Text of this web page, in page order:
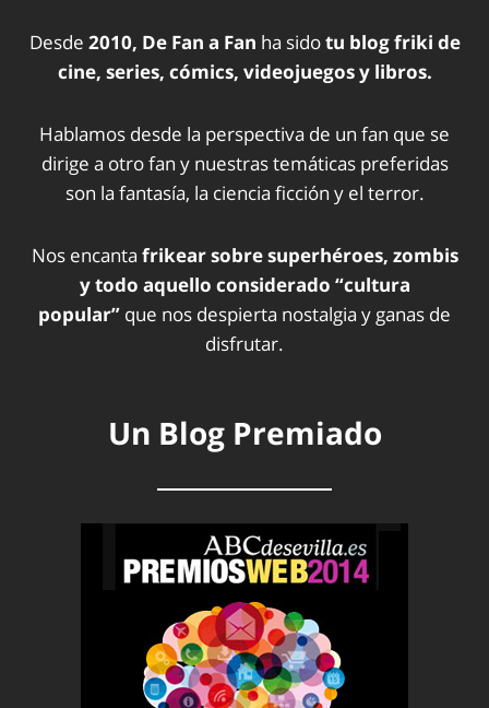
Desde 2010, De Fan a Fan ha sidotu blog friki de
cine, series, cómics, videojuegos y libros.
Hablamos desde la perspectiva de un fan que se
dirige a otro fan y nuestras temáticas preferidas
son la fantasía, la ciencia ficción y el terror.
Nos encanta frikear sobre superhéroes, zombis
y todo aquello considerado “cultura
popular” que nos despierta nostalgia y ganas de
disfrutar.
Un Blog Premiado